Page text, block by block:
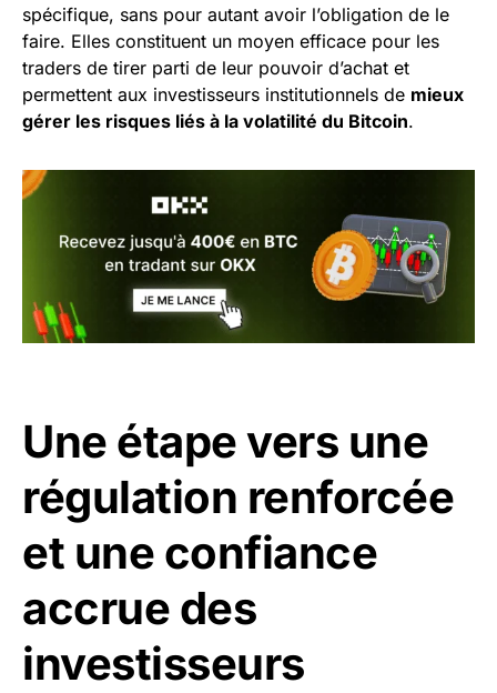
spécifique, sans pour autant avoir l’obligation de le
faire. Elles constituent un moyen efficace pour les
traders de tirer parti de leur pouvoir d’achat et
permettent aux investisseurs institutionnels de mieux
gérer les risques liés à la volatilité du Bitcoin.
Une étape vers une
régulation renforcée
et une confiance
accrue des
investisseurs